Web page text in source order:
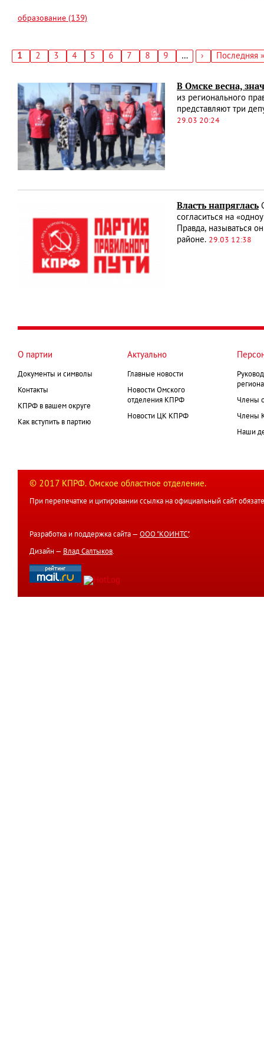
образование (139)
Текущая
1 Страница
2 Страница
3 Страница
4 Страница
5 Страница
6 Страница
7 Страница
8 Страница
9 …
Следующая
›
Последняя
Последняя »
В Омске весна,
из регионального
представляют три
29.03 20:24
Власть напряглась
согласиться на
Правда, называться
районе. 29.03 12:38
О партии
Документы и символы
Контакты
КПРФ в вашем округе
Как вступить в партию
Актуально
Главные новости
Новости Омского
отделения КПРФ
Новости ЦК КПРФ
Члены
Члены
Наши
© 2017 КПРФ. Омское областное отделение.
При перепечатке и цитировании ссылка на официальный сайт
Разработка и поддержка сайта — ООО "КОИНТС".
Дизайн — Влад Салтыков.